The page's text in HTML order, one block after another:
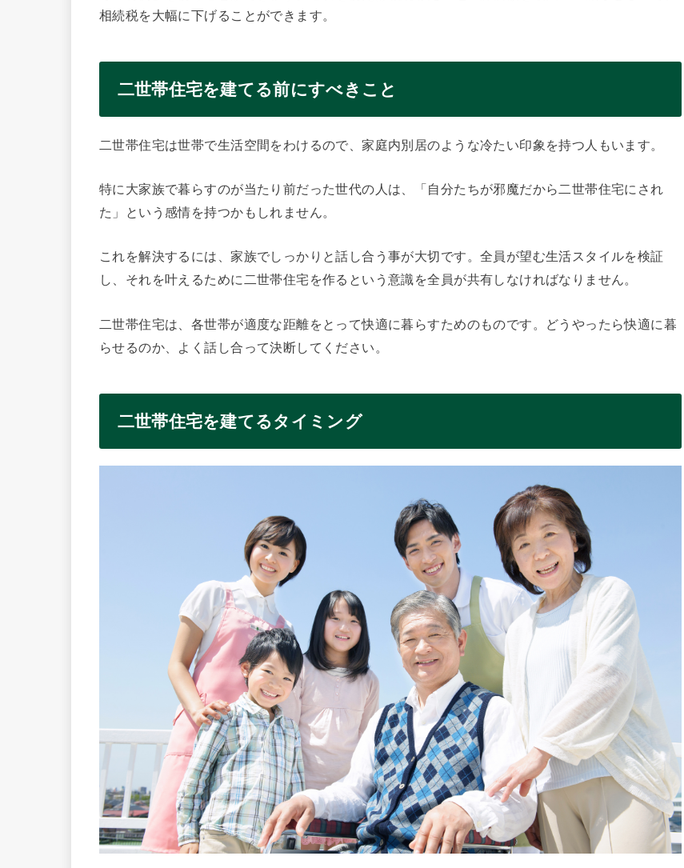
相続税を大幅に下げることができます。
二世帯住宅を建てる前にすべきこと
二世帯住宅は世帯で生活空間をわけるので、家庭内別居のような冷たい印象を持つ人もいます。
特に大家族で暮らすのが当たり前だった世代の人は、「自分たちが邪魔だから二世帯住宅にされ
た」という感情を持つかもしれません。
これを解決するには、家族でしっかりと話し合う事が大切です。全員が望む生活スタイルを検証
し、それを叶えるために二世帯住宅を作るという意識を全員が共有しなければなりません。
二世帯住宅は、各世帯が適度な距離をとって快適に暮らすためのものです。どうやったら快適に暮
らせるのか、よく話し合って決断してください。
二世帯住宅を建てるタイミング